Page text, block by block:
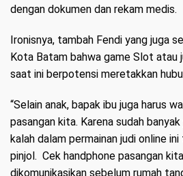
dengan dokumen dan rekam medis.
Ironisnya, tambah Fendi yang juga
Kota Batam bahwa game Slot atau
saat ini berpotensi meretakkan
“Selain anak, bapak ibu juga harus
pasangan kita. Karena sudah
kalah dalam permainan judi online
pinjol. Cek handphone pasangan
dikomunikasikan sebelum rumah